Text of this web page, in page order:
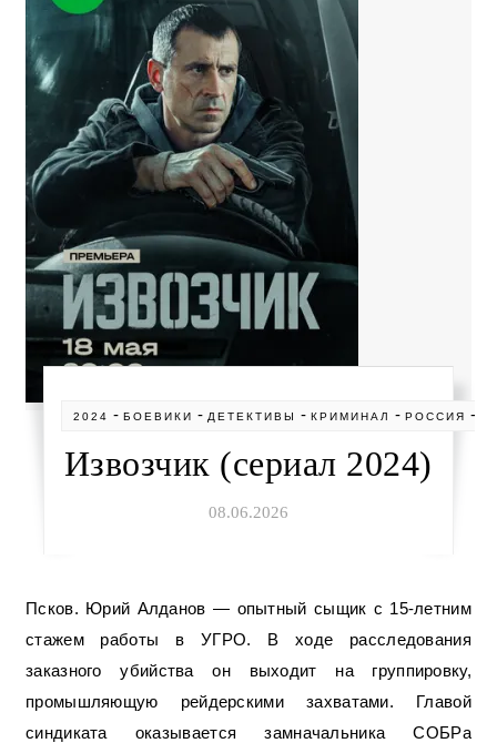
2024 -БОЕВИКИ - ДЕТЕКТИВЫ -КРИМИНАЛ -РОССИЯ -
Извозчик (сериал 2024)
08.06.2026
Псков. Юрий Алданов — опытный сыщик с 15-летним
стажем работы в УГРО. В ходе расследования
заказного убийства он выходит на группировку,
промышляющую рейдерскими захватами. Главой
синдиката оказывается замначальника СОБРа